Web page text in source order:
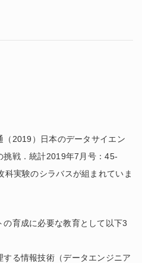
2019）日本のデータサイエン
挑戦．統計2019年7月号：45-
実験のシラバスが組まれていま
育成に必要な教育として以下3
る情報技術（データエンジニア